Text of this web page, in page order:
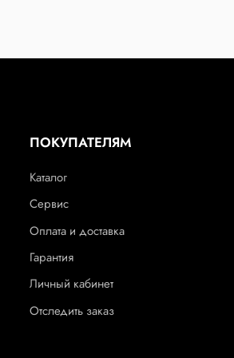
ПОКУПАТЕЛЯМ
Каталог
Сервис
Оплата и доставка
Гарантия
Личный кабинет
Отследить заказ